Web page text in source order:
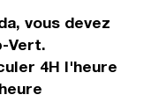
vous devez
Vert.
4H l'heure